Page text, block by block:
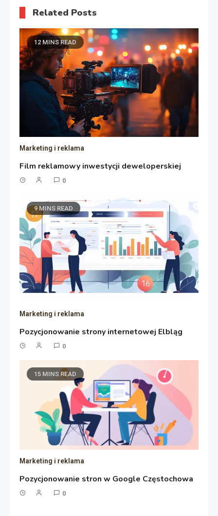
Related Posts
12 MINS READ
Marketing i reklama
Film reklamowy inwestycji deweloperskiej
0
9 MINS READ
Marketing i reklama
Pozycjonowanie strony internetowej Elbląg
0
15 MINS READ
Marketing i reklama
Pozycjonowanie stron w Google Częstochowa
0